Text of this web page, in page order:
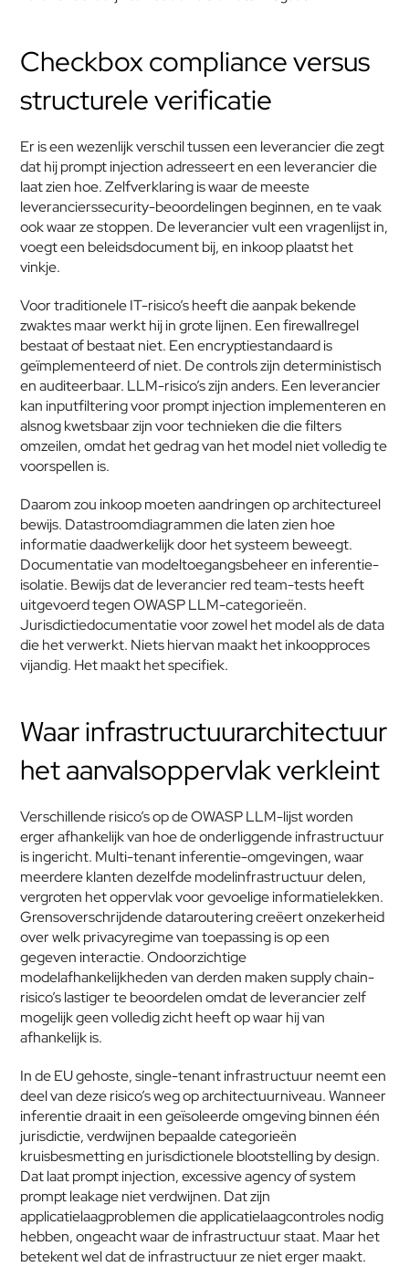
Checkbox compliance versus
structurele verificatie
Er is een wezenlijk verschil tussen een leverancier die zegt
dat hij prompt injection adresseert en een leverancier die
laat zien hoe. Zelfverklaring is waar de meeste
leverancierssecurity-beoordelingen beginnen, en te vaak
ook waar ze stoppen. De leverancier vult een vragenlijst in,
voegt een beleidsdocument bij, en inkoop plaatst het
vinkje.
Voor traditionele IT-risico’s heeft die aanpak bekende
zwaktes maar werkt hij in grote lijnen. Een firewallregel
bestaat of bestaat niet. Een encryptiestandaard is
geïmplementeerd of niet. De controls zijn deterministisch
en auditeerbaar. LLM-risico’s zijn anders. Een leverancier
kan inputfiltering voor prompt injection implementeren en
alsnog kwetsbaar zijn voor technieken die die filters
omzeilen, omdat het gedrag van het model niet volledig te
voorspellen is.
Daarom zou inkoop moeten aandringen op architectureel
bewijs. Datastroomdiagrammen die laten zien hoe
informatie daadwerkelijk door het systeem beweegt.
Documentatie van modeltoegangsbeheer en inferentie-
isolatie. Bewijs dat de leverancier red team-tests heeft
uitgevoerd tegen OWASP LLM-categorieën.
Jurisdictiedocumentatie voor zowel het model als de data
die het verwerkt. Niets hiervan maakt het inkoopproces
vijandig. Het maakt het specifiek.
Waar infrastructuurarchitectuur
het aanvalsoppervlak verkleint
Verschillende risico’s op de OWASP LLM-lijst worden
erger afhankelijk van hoe de onderliggende infrastructuur
is ingericht. Multi-tenant inferentie-omgevingen, waar
meerdere klanten dezelfde modelinfrastructuur delen,
vergroten het oppervlak voor gevoelige informatielekken.
Grensoverschrijdende dataroutering creëert onzekerheid
over welk privacyregime van toepassing is op een
gegeven interactie. Ondoorzichtige
modelafhankelijkheden van derden maken supply chain-
risico’s lastiger te beoordelen omdat de leverancier zelf
mogelijk geen volledig zicht heeft op waar hij van
afhankelijk is.
In de EU gehoste, single-tenant infrastructuur neemt een
deel van deze risico’s weg op architectuurniveau. Wanneer
inferentie draait in een geïsoleerde omgeving binnen één
jurisdictie, verdwijnen bepaalde categorieën
kruisbesmetting en jurisdictionele blootstelling by design.
Dat laat prompt injection, excessive agency of system
prompt leakage niet verdwijnen. Dat zijn
applicatielaagproblemen die applicatielaagcontroles nodig
hebben, ongeacht waar de infrastructuur staat. Maar het
betekent wel dat de infrastructuur ze niet erger maakt.